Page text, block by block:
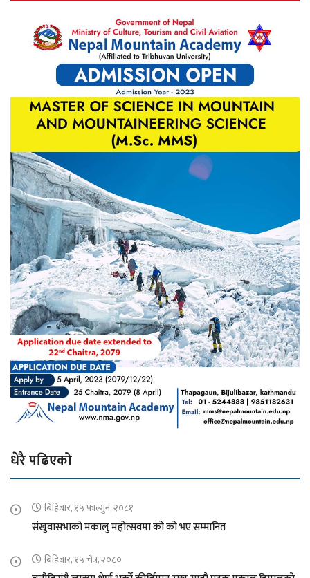
धेरै पढिएको
बिहिबार, १५ फाल्गुन, २०८१
संखुवासभाको मकालु महोत्सवमा को को भए सम्मानित
बिहिबार, १५ चैत्र, २०८०